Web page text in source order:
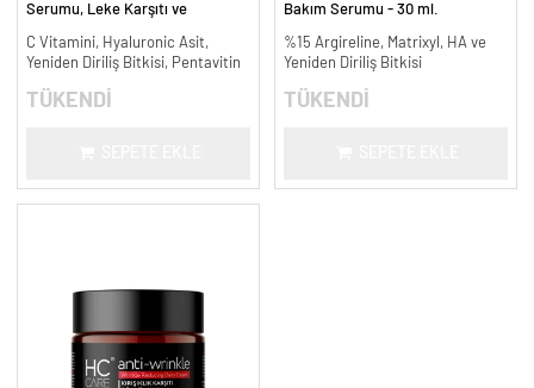
Serumu, Leke Karşıtı ve
C Vitamini, Hyaluronic Asit,
Yeniden Diriliş Bitkisi, Pentavitin
TÜKENDİ
Bakım Serumu - 30 ml.
%15 Argireline, Matrixyl, HA ve
Yeniden Diriliş Bitkisi
TÜKENDİ